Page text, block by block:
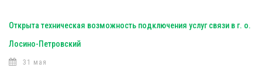
Открыта техническая возможность подключения услуг связи в г. о.
Лосино-Петровский
31 мая